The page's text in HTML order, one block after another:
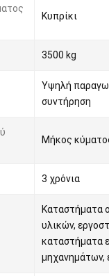
Κυπρίκι
3500 kg
Υψηλή
συντήρηση
Μήκος
3 χρόνια
Καταστήματα
υλικών,
καταστήματα
μηχανημάτων,